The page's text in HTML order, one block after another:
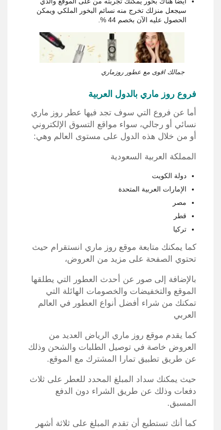
سيجعل منزلك تخرج منه نسائم البخور الملكي ويمكن
الحصول عليه الآن بخصم 44 %.
جمالك اقوى مع عطور روزماري
فروع روز ماري بالدول العربية
أما عن فروع التي سوف تجد فيها عطر روز ماري
نسائي أو رجالي، سواء مواقع التسوق الإلكتروني
أو من خلال هذه الدول على مستوى العالم وهي:
المملكة العربية السعودية
دولة الكويت
الإمارات العربية المتحدة
مصر
قطر
تركيا
كما يمكنك متابعة موقع روز ماري انستقرام حيث
تحتوي الصفحة على مزيد من العروض،
بالإضافة إلى صور عن أحدث العطور التي يطلقها
الموقع والتخفيضات والخصومات الهائلة التي
تمكنك من شراء أفضل أنواع العطور في العالم
العربي
كما يقدم موقع روز ماري الرياض العديد من
العروض خاصة في توصيل الطلبات والشحن وذلك
عن طريق تطبيق تمارا المشترك مع الموقع.
حيث يمكنك سداد المبلغ المحدد للعطر على ثلاث
دفعات وذلك عن طريق الشراء دون الدفع
المسبق.
كما أنك تستطيع أن تقدم المبلغ على ثلاثة أشهر